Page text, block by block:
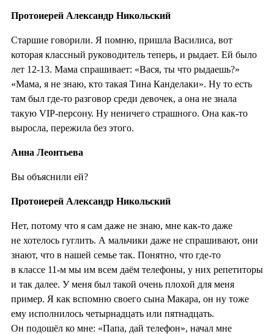
Протоиерей Александр Никольский
Старшие говорили. Я помню, пришла Василиса, вот
которая классный руководитель теперь, и рыдает. Ей было
лет 12-13. Мама спрашивает: «Вася, ты что рыдаешь?»
«Мама, я не знаю, кто такая Тина Канделаки». Ну то есть
там был где-то разговор среди девочек, а она не знала
такую VIP-персону. Ну неничего страшного. Она как-то
выросла, пережила без этого.
Анна Леонтьева
Вы объяснили ей?
Протоиерей Александр Никольский
Нет, потому что я сам даже не знаю, мне как-то даже
не хотелось гуглить. А мальчики даже не спрашивают, они
знают, что в нашей семье так. Понятно, что где-то
в классе 11-м мы им всем даём телефоны, у них репетиторы
и так далее. У меня был такой очень плохой для меня
пример. Я как вспомню своего сына Макара, он ну тоже
ему исполнилось четырнадцать или пятнадцать.
Он подошёл ко мне: «Папа, дай телефон», начал мне